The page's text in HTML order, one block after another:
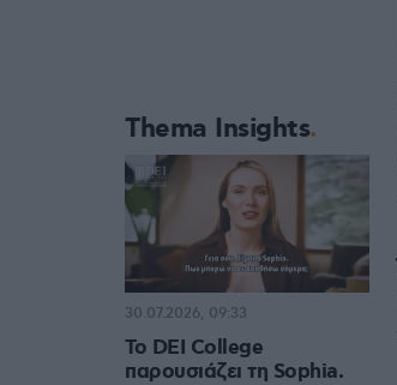
Thema Insights
Το DEI College
παρουσιάζει τη Sophia.
30.07.2026, 09:33